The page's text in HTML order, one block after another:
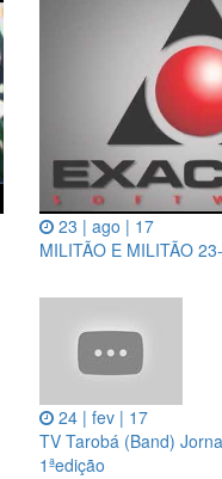
23 | ago | 17
MILITÃO E MILITÃO
24 | fev | 17
TV Tarobá (Band)
1ªedição